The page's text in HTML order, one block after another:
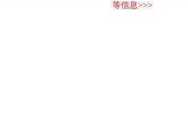
等信息>>>